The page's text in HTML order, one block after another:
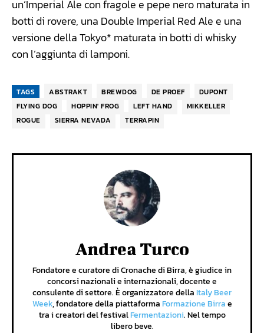
un’Imperial Ale con fragole e pepe nero maturata in
botti di rovere, una Double Imperial Red Ale e una
versione della Tokyo* maturata in botti di whisky
con l’aggiunta di lamponi.
TAGS ABSTRAKT BREWDOG DE PROEF
DUPONT
FLYING DOG
HOPPIN' FROG LEFT HAND
MIKKELLER
ROGUE
SIERRA NEVADA TERRAPIN
Andrea Turco
Fondatore e curatore di Cronache di Birra, è giudice in
concorsi nazionali e internazionali, docente e
consulente di settore. È organizzatore della Italy Beer
Week, fondatore della piattaforma Formazione Birrae
tra i creatori del festivalFermentazioni. Nel tempo
libero beve.